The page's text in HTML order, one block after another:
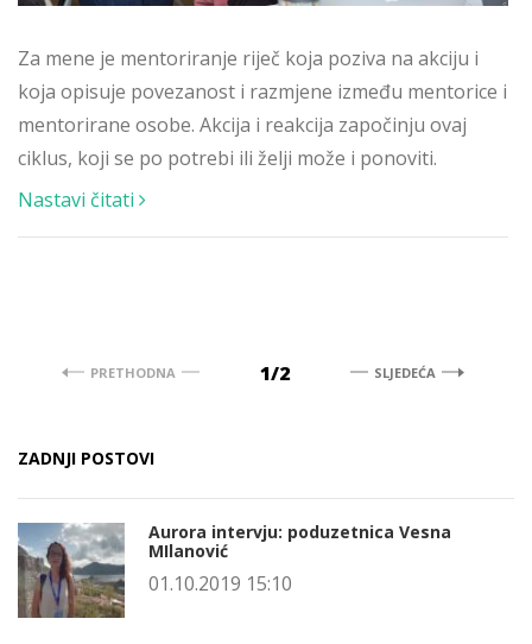
Za mene je mentoriranje riječ koja poziva na akciju i
koja opisuje povezanost i razmjene između mentorice i
mentorirane osobe. Akcija i reakcija započinju ovaj
ciklus, koji se po potrebi ili želji može i ponoviti.
Nastavi čitati
PRETHODNA 1/2 SLJEDEĆA
ZADNJI POSTOVI
Aurora intervju: poduzetnica Vesna
MIlanović
01.10.2019 15:10